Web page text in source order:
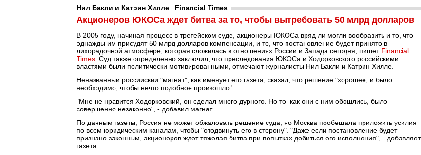
Нил Бакли и Катрин Хилле | Financial Times
Акционеров ЮКОСа ждет битва за то, чтобы вытребовать 50 млрд долларов
В 2005 году, начиная процесс в третейском суде, акционеры ЮКОСа вряд ли могли вообразить и то, что
однажды им присудят 50 млрд долларов компенсации, и то, что постановление будет принято в
лихорадочной атмосфере, которая сложилась в отношениях России и Запада сегодня, пишет Financial
Times . Суд также определенно заключил, что преследования ЮКОСа и Ходорковского российскими
властями были политически мотивированными, отмечают журналисты Нил Бакли и Катрин Хилле.
Неназванный российский "магнат", как именует его газета, сказал, что решение "хорошее, и было
необходимо, чтобы нечто подобное произошло".
"Мне не нравится Ходорковский, он сделал много дурного. Но то, как они с ним обошлись, было
совершенно незаконно", - добавил магнат.
По данным газеты, Россия не может обжаловать решение суда, но Москва пообещала приложить усилия
по всем юридическим каналам, чтобы "отодвинуть его в сторону". "Даже если постановление будет
признано законным, акционеров ждет тяжелая битва при попытках добиться его исполнения", - добавляет
газета.